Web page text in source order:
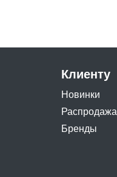
Клиенту
Новинки
Распродажа
Бренды